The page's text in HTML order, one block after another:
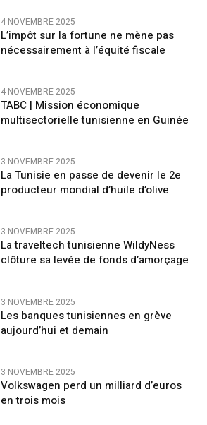
4 NOVEMBRE 2025
L’impôt sur la fortune ne mène pas
nécessairement à l’équité fiscale
4 NOVEMBRE 2025
TABC | Mission économique
multisectorielle tunisienne en Guinée
3 NOVEMBRE 2025
La Tunisie en passe de devenir le 2e
producteur mondial d’huile d’olive
3 NOVEMBRE 2025
La traveltech tunisienne WildyNess
clôture sa levée de fonds d’amorçage
3 NOVEMBRE 2025
Les banques tunisiennes en grève
aujourd’hui et demain
3 NOVEMBRE 2025
Volkswagen perd un milliard d’euros
en trois mois